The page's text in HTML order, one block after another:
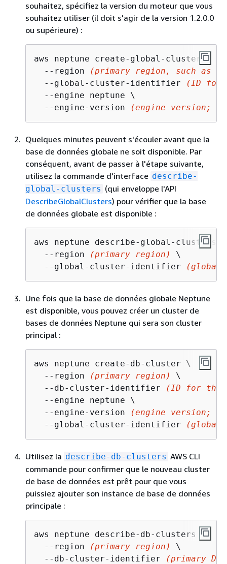
souhaitez, spécifiez la version du moteur que vous
souhaitez utiliser (il doit s'agir de la version 1.2.0.0
ou supérieure) :
aws neptune create-global-cluster
  --region
(primary region, such as
  --global-cluster-identifier
(ID for
  --engine neptune \
  --engine-version
(engine version;
Quelques minutes peuvent s'écouler avant que la
base de données globale ne soit disponible. Par
conséquent, avant de passer à l'étape suivante,
utilisez la commande d'interface describe-
global-clusters (qui enveloppe l'API
DescribeGlobalClusters) pour vérifier que la base
de données globale est disponible :
aws neptune describe-global-clusters \
  --region
(primary region)
\
  --global-cluster-identifier
(global
Une fois que la base de données globale Neptune
est disponible, vous pouvez créer un cluster de
bases de données Neptune qui sera son cluster
principal :
aws neptune create-db-cluster \
  --region
(primary region)
\
  --db-cluster-identifier
(ID for the
  --engine neptune \
  --engine-version
(engine version;
  --global-cluster-identifier
(global
Utilisez la describe-db-clusters AWS CLI
commande pour confirmer que le nouveau cluster
de base de données est prêt pour que vous
puissiez ajouter son instance de base de données
principale :
aws neptune describe-db-clusters \
  --region
(primary region)
\
  --db-cluster-identifier
(primary